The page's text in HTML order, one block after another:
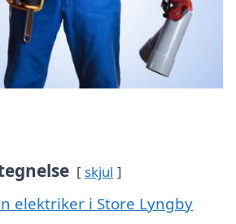
skjul
elektriker i Store Lyngby